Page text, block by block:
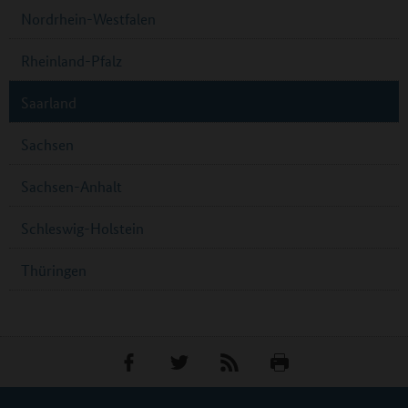
Nordrhein-Westfalen
Rheinland-Pfalz
Saarland
Sachsen
Sachsen-Anhalt
Schleswig-Holstein
Thüringen